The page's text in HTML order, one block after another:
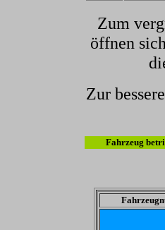
Zum
öffnen
Zur
Fahrzeug